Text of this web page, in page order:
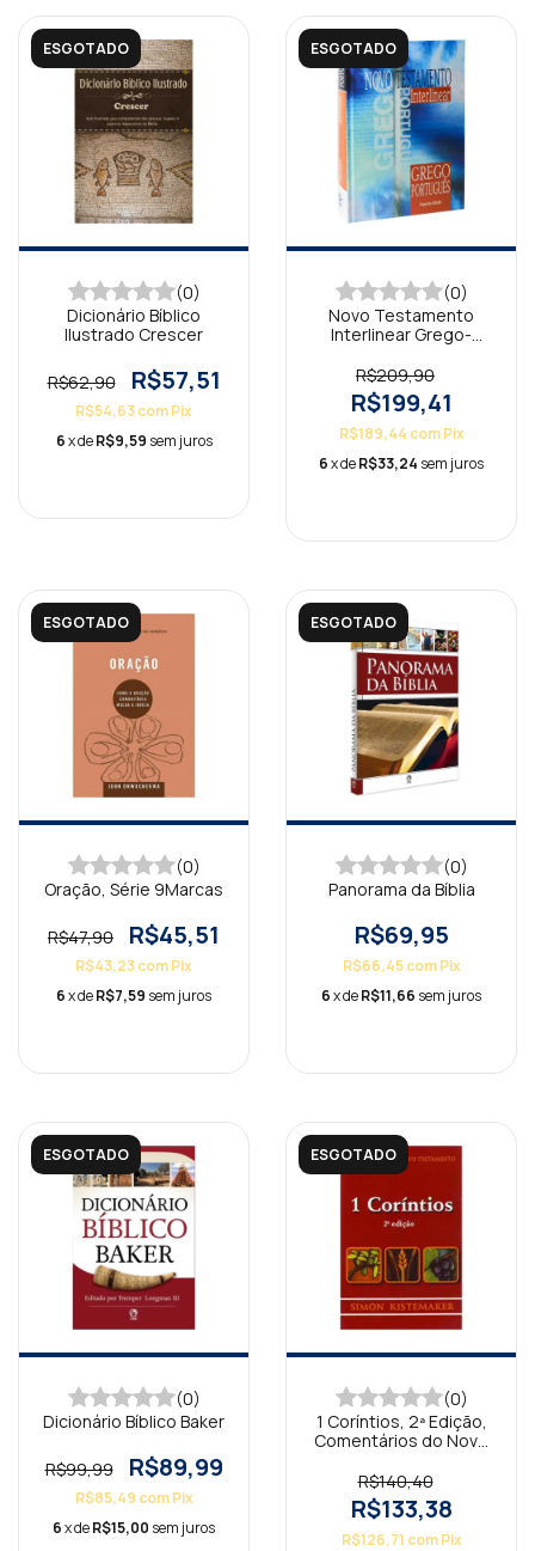
ESGOTADO
(0)
Dicionário Bíblico
Ilustrado Crescer
R$62,90 R$57,51
R$54,63comPix
6x deR$9,59 sem juros
ESGOTADO
(0)
Novo Testamento
Interlinear Grego-
R$209,90
R$199,41
R$189,44 com Pix
6x deR$33,24 sem juros
ESGOTADO
(0)
Oração, Série 9Marcas
R$47,90 R$45,51
R$43,23comPix
6x deR$7,59 sem juros
ESGOTADO
(0)
Panorama da Bíblia
R$69,95
R$66,45com Pix
6x deR$11,66 sem juros
ESGOTADO
(0)
Dicionário Bíblico Baker
R$99,99 R$89,99
R$85,49 com Pix
6x deR$15,00 sem juros
ESGOTADO
(0)
1 Coríntios, 2ª Edição,
Comentários do Novo
R$140,40
R$133,38
R$126,71 com Pix